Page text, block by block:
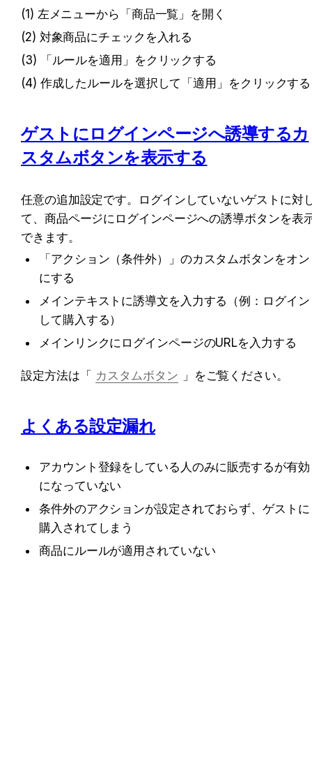
(1) 左メニューから「商品一覧」を開く
(2) 対象商品にチェックを入れる
(3) 「ルールを適用」をクリックする
(4) 作成したルールを選択して「適用」をクリックする
ゲストにログインページへ誘導するカ
スタムボタンを表示する
任意の追加設定です。ログインしていないゲストに対
て、商品ページにログインページへの誘導ボタンを表
できます。
「アクション（条件外）」のカスタムボタンをオン
にする
メインテキストに誘導文を入力する（例：ログイン
して購入する）
メインリンクにログインページのURLを入力する
設定方法は「 カスタムボタン 」をご覧ください。
よくある設定漏れ
アカウント登録をしている人のみに販売するが有効
になっていない
条件外のアクションが設定されておらず、ゲストに
購入されてしまう
商品にルールが適用されていない